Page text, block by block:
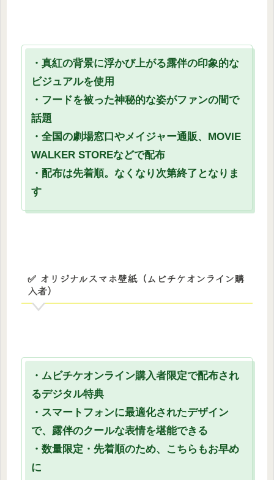
・真紅の背景に浮かび上がる露伴の印象的な
ビジュアルを使用
・フードを被った神秘的な姿がファンの間で
話題
・全国の劇場窓口やメイジャー通販、MOVIE
WALKER STOREなどで配布
・配布は先着順。なくなり次第終了となりま
す
✅ オリジナルスマホ壁紙（ムビチケオンライン購
入者）
・ムビチケオンライン購入者限定で配布され
るデジタル特典
・スマートフォンに最適化されたデザイン
で、露伴のクールな表情を堪能できる
・数量限定・先着順のため、こちらもお早め
に